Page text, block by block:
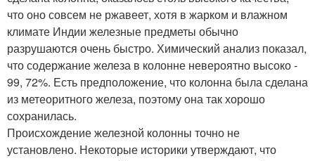
что оно совсем не ржавеет, хотя в жарком и влажном
климате Индии железные предметы обычно
разрушаются очень быстро. Химический анализ показал,
что содержание железа в колонне невероятно высоко -
99, 72%. Есть предположение, что колонна была сделана
из метеоритного железа, поэтому она так хорошо
сохранилась.
Происхождение железной колонны точно не
установлено. Некоторые историки утверждают, что